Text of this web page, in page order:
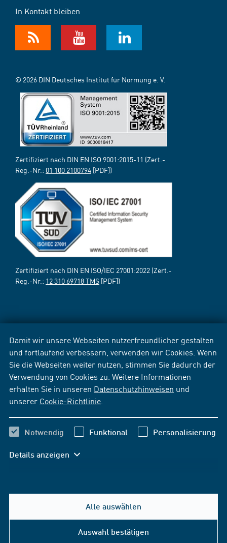
Damit wir unsere Webseiten nutzerfreundlicher gestalten
und fortlaufend verbessern, verwenden wir Cookies. Wenn
Sie die Webseiten weiter nutzen, stimmen Sie dadurch der
Verwendung von Cookies zu. Weitere Informationen
erhalten Sie in unseren Datenschutzhinweisen und
unserer Cookie-Richtlinie
Notwendig Funktional Personalisierung
Details anzeigen
Alle auswählen
Auswahl bestätigen
In Kontakt bleiben
© 2026 DIN Deutsches Institut für Normung e. V.
Zertifiziert nach DIN EN ISO 9001:2015-11 (Zert.-
Reg.-Nr.: 01 100 2100794 [PDF])
Zertifiziert nach DIN EN ISO/IEC 27001:2022 (Zert.-
Reg.-Nr.: 12 310 69718 TMS [PDF])